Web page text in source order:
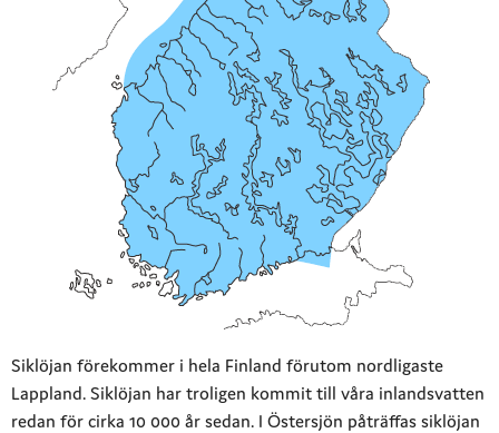
Siklöjan förekommer i hela Finland förutom nordligaste
Lappland. Siklöjan har troligen kommit till våra inlandsvatten
redan för cirka 10 000 år sedan. I Östersjön påträffas siklöjan